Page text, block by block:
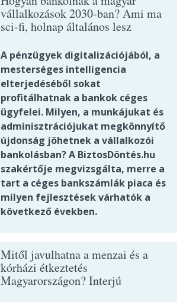
vállalkozások 2030-ban? Ami ma
sci-fi, holnap általános lesz
A pénzügyek digitalizációjából, a
mesterséges intelligencia
elterjedéséből sokat
profitálhatnak a bankok céges
ügyfelei. Milyen, a munkájukat és
adminisztrációjukat megkönnyítő
újdonság jöhetnek a vállalkozói
bankolásban? A BiztosDöntés.hu
szakértője megvizsgálta, merre a
tart a céges bankszámlák piaca és
milyen fejlesztések várhatók a
következő években.
Mitől javulhatna a menzai és a
kórházi étkeztetés
Magyarországon? Interjú